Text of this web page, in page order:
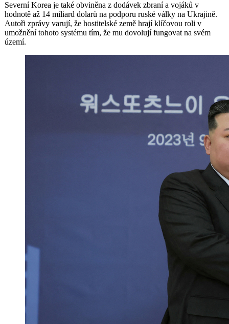
Severní Korea je také obviněna z dodávek zbraní a vojáků v
hodnotě až 14 miliard dolarů na podporu ruské války na Ukrajině.
Autoři zprávy varují, že hostitelské země hrají klíčovou roli v
umožnění tohoto systému tím, že mu dovolují fungovat na svém
území.